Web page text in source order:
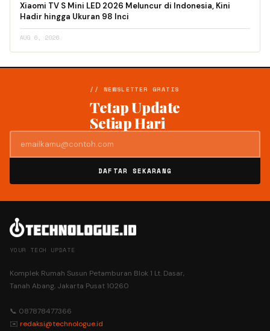
Xiaomi TV S Mini LED 2026 Meluncur di Indonesia, Kini
Hadir hingga Ukuran 98 Inci
AUG 6, 2026
// NEWSLETTER GRATIS
Tetap Update
Setiap Hari
DAFTAR SEKARANG
YOUR TECH UPDATE
Komplek Rumah Susun Petamburan Blok 1 Lt. Dasar,
Tanah Abang, Jakarta Pusat 10260
📞 087878477366
✉️ redaksi@technologue.id